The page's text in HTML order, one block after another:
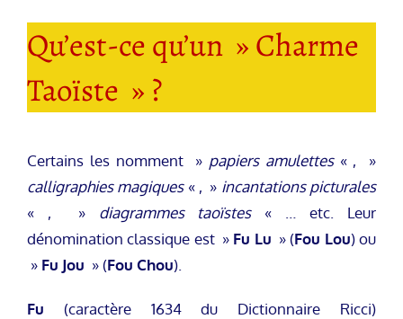
Qu’est-ce qu’un » Charme
Taoïste » ?
Certains les nomment » papiers amulettes« , »
calligraphies magiques« , » incantations picturales
« , » diagrammes taoïstes« … etc. Leur
dénomination classique est » Fu Lu » (Fou Lou) ou
» Fu Jou » (Fou Chou).
Fu (caractère 1634 du Dictionnaire Ricci)